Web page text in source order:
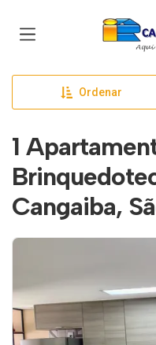
Página
Ordenar
1
Cangaiba,